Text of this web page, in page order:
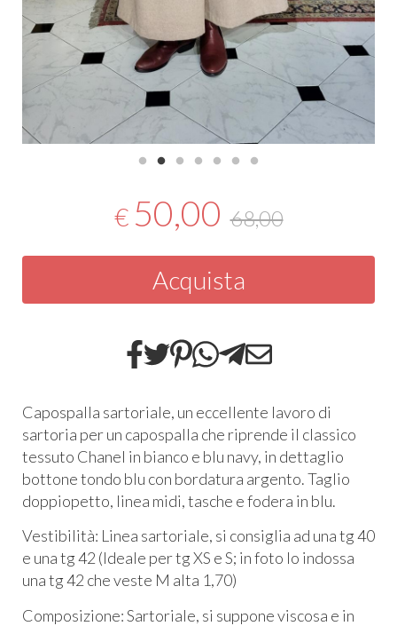
€ 50,00 68,00
Acquista
Capospalla sartoriale, un eccellente lavoro di
sartoria per un capospalla che riprende il classico
tessuto Chanel in bianco e blu navy, in dettaglio
bottone tondo blu con bordatura argento. Taglio
doppiopetto, linea midi, tasche e fodera in blu.
Vestibilità: Linea sartoriale, si consiglia ad una tg 40
e una tg 42 (Ideale per tg XS e S; in foto lo indossa
una tg 42 che veste M alta 1,70)
Composizione: Sartoriale, si suppone viscosa e in